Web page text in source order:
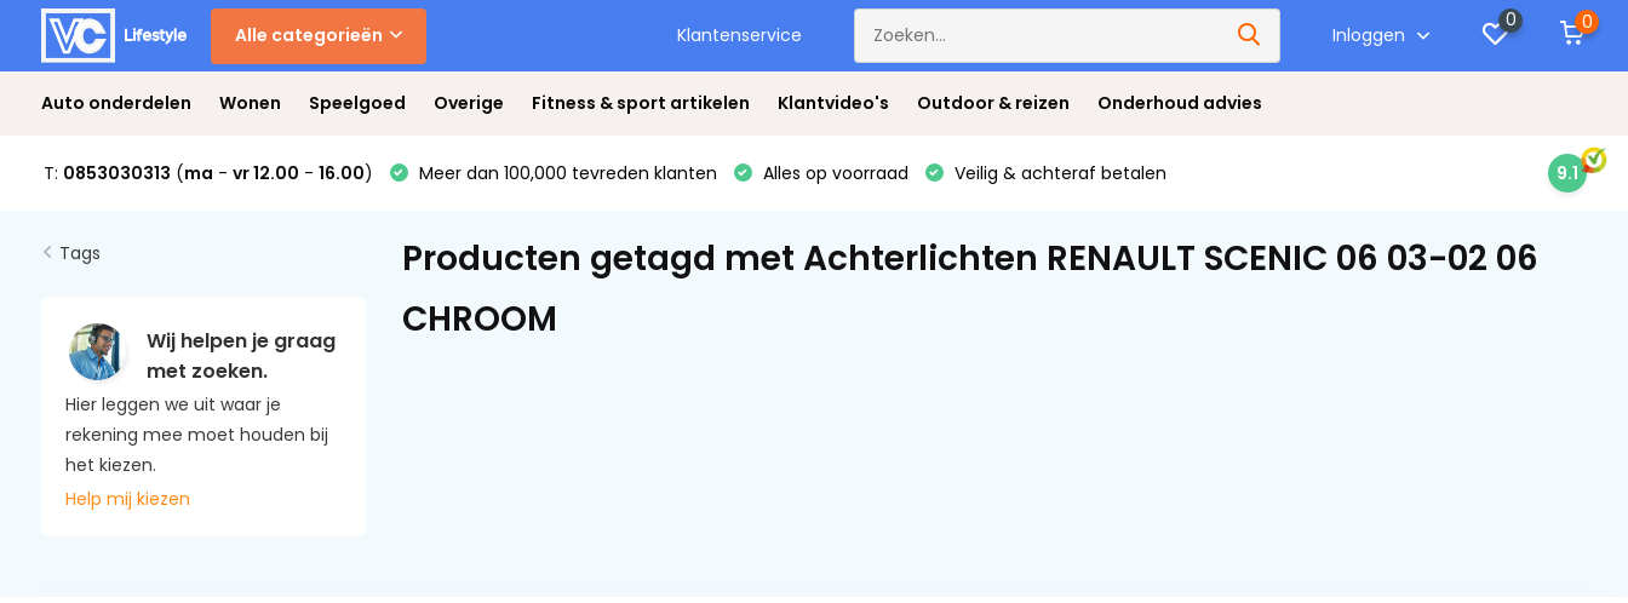
Alle categorieën Klantenservice Inloggen
0 0
Auto onderdelen Wonen Speelgoed Overige Fitness & sport artikelen Klantvideo's Outdoor & reizen Onderhoud advies
T: 0853030313 (ma - vr 12.00 - 16.00) Meer dan 100,000 tevreden klanten Alles op voorraad Veilig & achteraf betalen 9.1
Tags
Wij helpen je graag
met zoeken.
Hier leggen we uit waar je
rekening mee moet houden bij
het kiezen.
Help mij kiezen
Producten getagd met Achterlichten RENAULT SCENIC 06 03-02 06
CHROOM